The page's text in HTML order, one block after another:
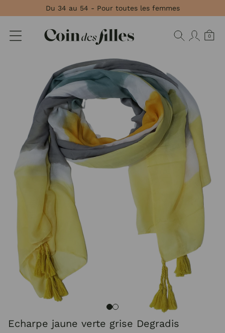
Du 34 au 54 - Pour toutes les femmes
0
Echarpe jaune verte grise Degradis
Panneau de gestion des cookies